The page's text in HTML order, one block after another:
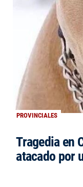
PROVINCIALES
Tragedia en
atacado por